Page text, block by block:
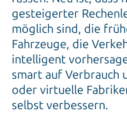
gesteigerter
möglich sind, die
Fahrzeuge, die
intelligent
smart auf Verbrauch
oder virtuelle
selbst verbessern.